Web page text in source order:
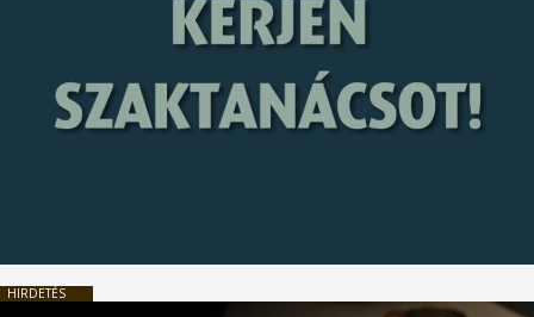
HIRDETÉS